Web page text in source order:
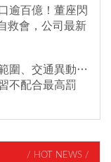
逾百億！董座閃
救會，公司最新
圍、交通異動…
不配合最高罰
/ HOT NEWS /